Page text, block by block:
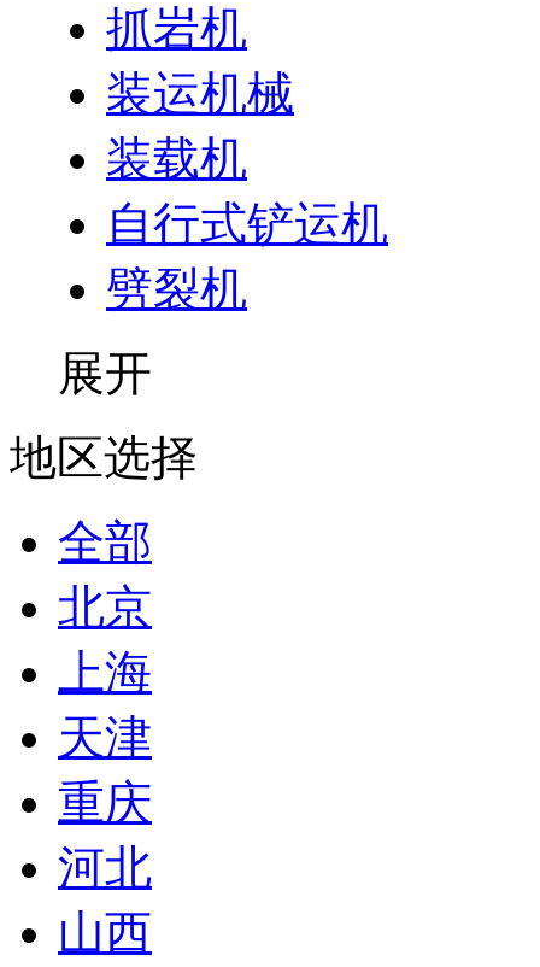
抓岩机
装运机械
装载机
自行式铲运机
劈裂机
展开
地区选择
全部
北京
上海
天津
重庆
河北
山西